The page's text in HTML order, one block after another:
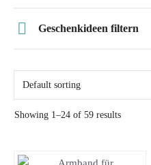
Geschenkideen filtern
Showing 1–24 of 59 results